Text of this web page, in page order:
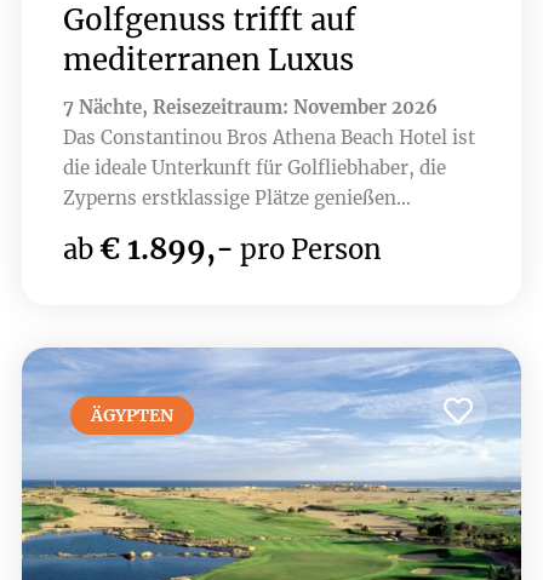
Golfgenuss trifft auf
mediterranen Luxus
7 Nächte, Reisezeitraum: November 2026
Das Constantinou Bros Athena Beach Hotel ist
die ideale Unterkunft für Golfliebhaber, die
Zyperns erstklassige Plätze genießen
Top-Golfplätze wie Elea, Minthis , PGA -
ein Spa und erstklassige Restaurants, sorgen
für Erholung nach einer Runde Golf.
ab€ 1.899,- pro Person
ÄGYPTEN